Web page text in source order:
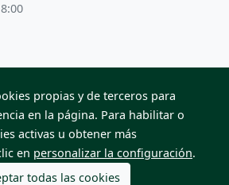
reservados. Venta de Piezas
2012 S.L.
propias y de terceros para
en la página. Para habilitar o
activas u obtener más
en personalizar la configuración.
todas las cookies